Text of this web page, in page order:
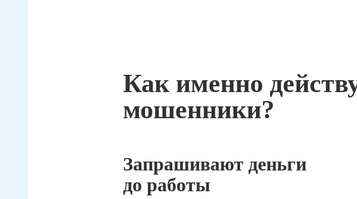
Как именно
мошенники?
Запрашивают деньги
до работы